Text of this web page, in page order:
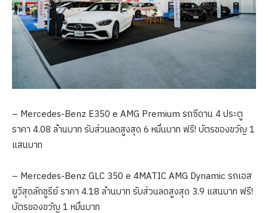
– Mercedes-Benz E350 e AMG Premium รถซีดาน 4 ประตู
ราคา 4.08 ล้านบาท รับส่วนลดสูงสุด 6 หมื่นบาท ฟรี! บัตรของขวัญ 1
แสนบาท
– Mercedes-Benz GLC 350 e 4MATIC AMG Dynamic รถเอส
ยูวีสุดลักชูรีย์ ราคา 4.18 ล้านบาท รับส่วนลดสูงสุด 3.9 แสนบาท ฟรี!
บัตรของขวัญ 1 หมื่นบาท